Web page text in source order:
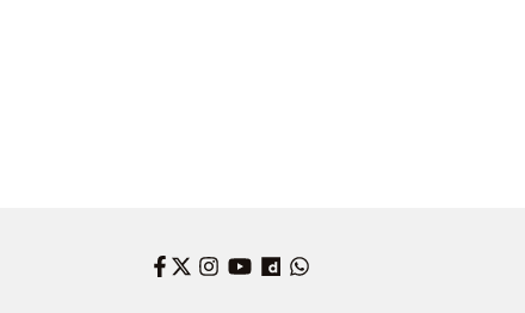
Facebook
Twitter
Instagram
YouTube
Dailymotion